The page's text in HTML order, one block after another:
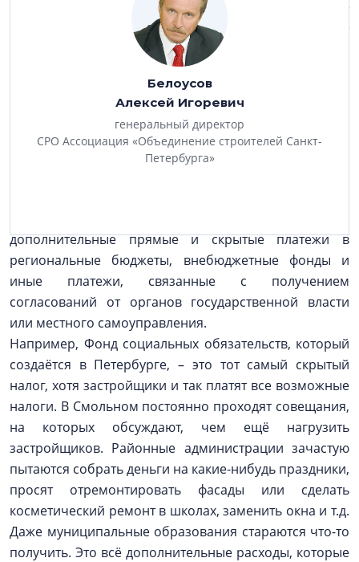
Белоусов
Алексей Игоревич
генеральный директор
СРО Ассоциация «Объединение строителей Санкт-
Петербурга»
помощи властей рынок не только не увеличит
объёмы строительства, а наоборот, ввод может
серьёзно сократиться. И предлагает меры, которые
могли бы принять федеральные и региональные
чиновники, чтобы достичь этой задачи.
На федеральном уровне необходимо обеспечить
дальнейшую государственную поддержку ипотеки.
Например, снизить ставки за счёт банковских
дополнительные прямые и скрытые платежи в
региональные бюджеты, внебюджетные фонды и
иные платежи, связанные с получением
согласований от органов государственной власти
или местного самоуправления.
Например, Фонд социальных обязательств, который
создаётся в Петербурге, – это тот самый скрытый
налог, хотя застройщики и так платят все возможные
налоги. В Смольном постоянно проходят совещания,
на которых обсуждают, чем ещё нагрузить
застройщиков. Районные администрации зачастую
пытаются собрать деньги на какие-нибудь праздники,
просят отремонтировать фасады или сделать
косметический ремонт в школах, заменить окна и т.д.
Даже муниципальные образования стараются что-то
получить. Это всё дополнительные расходы, которые